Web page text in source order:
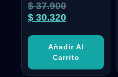
$37.900
$ 30.320
Añadir Al
Carrito